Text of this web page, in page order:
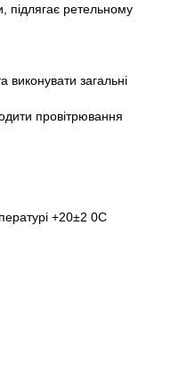
підлягає ретельному
виконувати загальні
провітрювання
+20±2 0C